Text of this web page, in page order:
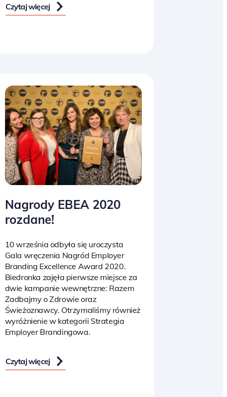
Czytaj więcej
Nagrody EBEA 2020
rozdane!
10 września odbyła się uroczysta
Gala wręczenia Nagród Employer
Branding Excellence Award 2020.
Biedronka zajęła pierwsze miejsce za
dwie kampanie wewnętrzne: Razem
Zadbajmy o Zdrowie oraz
Świeżoznawcy. Otrzymaliśmy również
wyróżnienie w kategorii Strategia
Employer Brandingowa.
Czytaj więcej